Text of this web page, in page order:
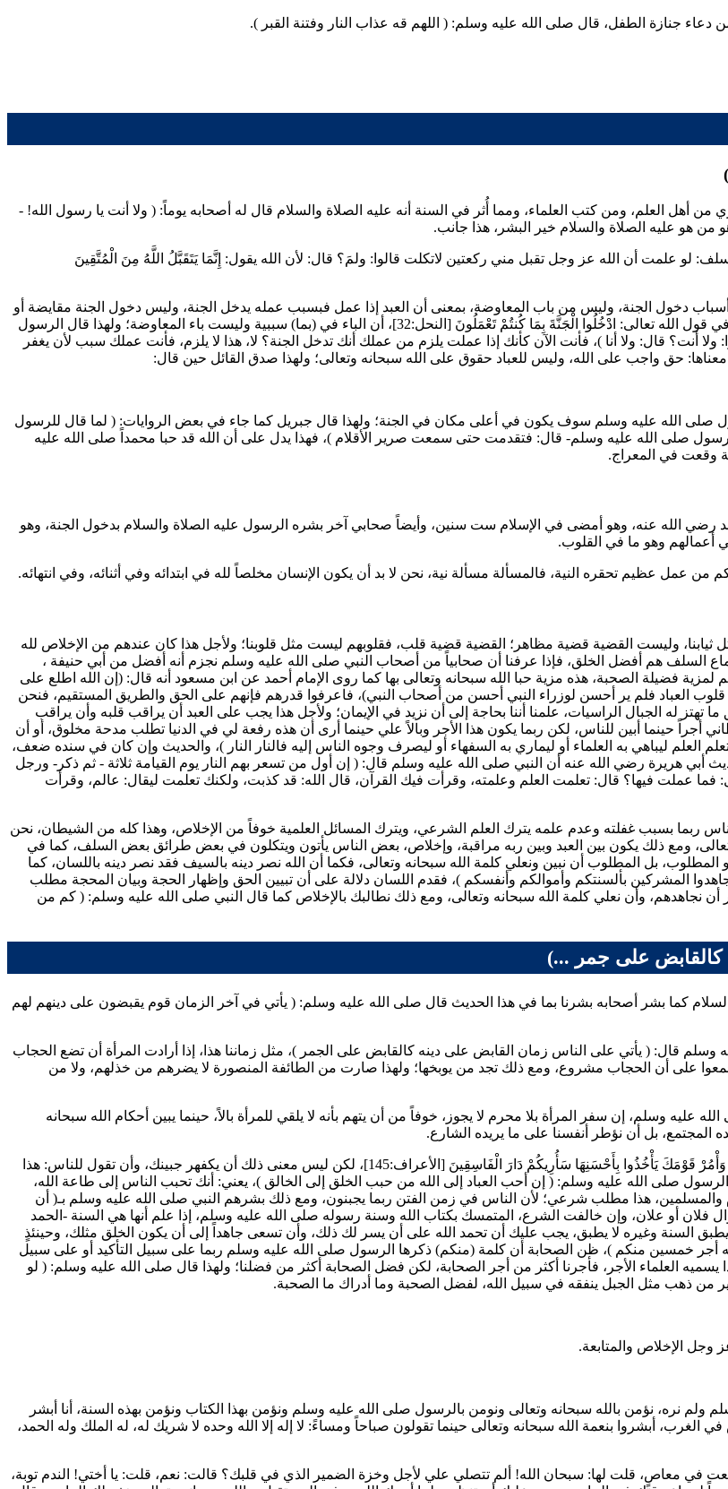
من دعاء جنازة الطفل، قال صلى الله عليه وسلم: ( اللهم قه عذاب النار وفتنة القبر ).
أهل العلم، ومن كتب العلماء، ومما أُثر في السنة أنه عليه الصلاة والسلام قال له أصحابه يوماً: ( ولا أنت يا رسول الله! -
من هو عليه الصلاة والسلام خير البشر، هذا جانب.
لو علمت أن الله عز وجل تقبل مني ركعتين لاتكلت قالوا: ولمَ؟ قال: لأن الله يقول: إِنَّمَا يَتَقَبَّلُ اللَّهُ مِنَ الْمُتَّقِينَ
دخول الجنة، وليس من باب المعاوضة، بمعنى أن العبد إذا عمل فبسبب عمله يدخل الجنة، وليس دخول الجنة مقايضة أو
قول الله تعالى: ادْخُلُوا الْجَنَّةَ بِمَا كُنتُمْ تَعْمَلُونَ
[النحل:32]، أن الباء في (بما) سببية وليست باء المعاوضة؛ ولهذا قال الرسول
ولا أنت؟ قال: ولا أنا )، فأنت الآن كأنك إذا عملت يلزم من عملك أنك تدخل الجنة؟ لا، هذا لا يلزم، فأنت عملك سبب لأن يغفر
حق واجب على الله، وليس للعباد حقوق على الله سبحانه وتعالى؛ ولهذا صدق القائل حين قال:
صلى الله عليه وسلم سوف يكون في أعلى مكان في الجنة؛ ولهذا قال جبريل كما جاء في بعض الروايات: ( لما قال للرسول
صلى الله عليه وسلم- قال: فتقدمت حتى سمعت صرير الأقلام )، فهذا يدل على أن الله قد حبا محمداً صلى الله عليه
وقعت في المعراج.
رضي الله عنه، وهو أمضى في الإسلام ست سنين، وأيضاً صحابي آخر بشره الرسول عليه الصلاة والسلام بدخول الجنة، وهو
أعمالهم وهو ما في القلوب.
عظيم تحقره النية، فالمسألة مسألة نية، نحن لا بد أن يكون الإنسان مخلصاً لله في ابتدائه وفي أثنائه، وفي انتهائه.
ثيابنا، وليست القضية قضية مظاهر؛ القضية قضية قلب، فقلوبهم ليست مثل قلوبنا؛ ولأجل هذا كان عندهم من الإخلاص لله
السلف هم أفضل الخلق، فإذا عرفنا أن صحابياً من أصحاب النبي صلى الله عليه وسلم نجزم أنه أفضل من أبي حنيفة ،
فضيلة الصحبة، هذه مزية حبا الله سبحانه وتعالى بها كما روى الإمام أحمد عن ابن مسعود أنه قال: (إن الله اطلع على
العباد فلم ير أحسن لوزراء النبي أحسن من أصحاب النبي)، فاعرفوا قدرهم فإنهم على الحق والطريق المستقيم، فنحن
له الجبال الراسيات، علمنا أننا بحاجة إلى أن نزيد في الإيمان؛ ولأجل هذا يجب على العبد أن يراقب قلبه وأن يراقب
أجراً حينما أبين للناس، لكن ربما يكون هذا الأجر وبالاً علي حينما أرى أن هذه رفعة لي في الدنيا تطلب مدحة مخلوق، أو أن
العلم ليباهي به العلماء أو ليماري به السفهاء أو ليصرف وجوه الناس إليه فالنار النار )، والحديث وإن كان في سنده ضعف،
أبي هريرة رضي الله عنه أن النبي صلى الله عليه وسلم قال: ( إن أول من تسعر بهم النار يوم القيامة ثلاثة - ثم ذكر- ورجل
فما عملت فيها؟ قال: تعلمت العلم وعلمته، وقرأت فيك القرآن، قال الله: قد كذبت، ولكنك تعلمت ليقال: عالم، وقرأت
ربما بسبب غفلته وعدم علمه يترك العلم الشرعي، ويترك المسائل العلمية خوفاً من الإخلاص، وهذا كله من الشيطان، نحن
ومع ذلك يكون بين العبد وبين ربه مراقبة، وإخلاص، بعض الناس يأتون ويتكلون في بعض طرائق بعض السلف، كما في
بل المطلوب أن نبين ونعلي كلمة الله سبحانه وتعالى، فكما أن الله نصر دينه بالسيف فقد نصر دينه باللسان، كما
المشركين بألسنتكم وأموالكم وأنفسكم )، فقدم اللسان دلالة على أن تبيين الحق وإظهار الحجة وبيان المحجة مطلب
نجاهدهم، وأن نعلي كلمة الله سبحانه وتعالى، ومع ذلك نطالبك بالإخلاص كما قال النبي صلى الله عليه وسلم: ( كم من
كالقابض على جمر ...)
كما بشر أصحابه بشرنا بما في هذا الحديث قال صلى الله عليه وسلم: ( يأتي في آخر الزمان قوم يقبضون على دينهم لهم
وسلم قال: ( يأتي على الناس زمان القابض على دينه كالقابض على الجمر )، مثل زماننا هذا، إذا أرادت المرأة أن تضع الحجاب
أجمعوا على أن الحجاب مشروع، ومع ذلك تجد من يوبخها؛ ولهذا صارت من الطائفة المنصورة لا يضرهم من خذلهم، ولا من
وسلم، إن سفر المرأة بلا محرم لا يجوز، خوفاً من أن يتهم بأنه لا يلقي للمرأة بالاً، حينما يبين أحكام الله سبحانه
المجتمع، بل أن نؤطر أنفسنا على ما يريده الشارع.
قَوْمَكَ يَأْخُذُوا بِأَحْسَنِهَا سَأُرِيكُمْ دَارَ الْفَاسِقِينَ
[الأعراف:145]، لكن ليس معنى ذلك أن يكفهر جبينك، وأن تقول للناس: هذا
الرسول صلى الله عليه وسلم: ( إن أحب العباد إلى الله من حبب الخلق إلى الخالق )، يعني: أنك تحبب الناس إلى طاعة الله،
والمسلمين، هذا مطلب شرعي؛ لأن الناس في زمن الفتن ربما يجبنون، ومع ذلك بشرهم النبي صلى الله عليه وسلم بـ( أن
فلان أو علان، وإن خالفت الشرع، المتمسك بكتاب الله وسنة رسوله صلى الله عليه وسلم، إذا علم أنها هي السنة -الحمد
يطبق السنة وغيره لا يطبق، يجب عليك أن تحمد الله على أن يسر لك ذلك، وأن تسعى جاهداً إلى أن يكون الخلق مثلك، وحينئذٍ
أجر خمسين منكم )، ظن الصحابة أن كلمة (منكم) ذكرها الرسول صلى الله عليه وسلم ربما على سبيل التأكيد أو على سبيل
يسميه العلماء الأجر، فأجرنا أكثر من أجر الصحابة، لكن فضل الصحابة أكثر من فضلنا؛ ولهذا قال صلى الله عليه وسلم: ( لو
من ذهب مثل الجبل ينفقه في سبيل الله، لفضل الصحبة وما أدراك ما الصحبة.
وجل الإخلاص والمتابعة.
نره، نؤمن بالله سبحانه وتعالى ونومن بالرسول صلى الله عليه وسلم ونؤمن بهذا الكتاب ونؤمن بهذه السنة، أنا أبشر
الغرب، أبشروا بنعمة الله سبحانه وتعالى حينما تقولون صباحاً ومساءً: لا إله إلا الله وحده لا شريك له، له الملك وله الحمد،
وقعت في معاصٍ، قلت لها: سبحان الله! ألم تتصلي علي لأجل وخزة الضمير الذي في قلبك؟ قالت: نعم، قلت: يا أختي! الندم توبة،